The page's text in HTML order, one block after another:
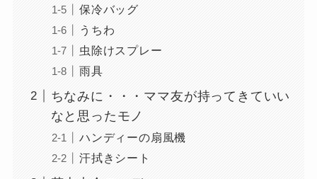
保冷バッグ
うちわ
虫除けスプレー
雨具
ちなみに・・・ママ友が持ってきていい
なと思ったモノ
ハンディーの扇風機
汗拭きシート